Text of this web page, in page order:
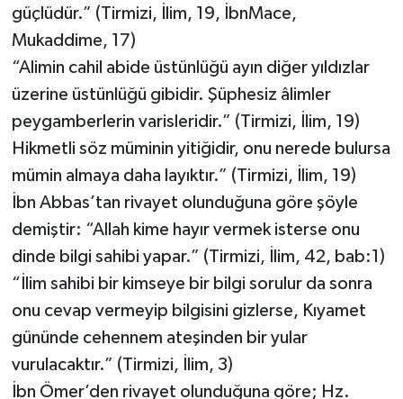
güçlüdür.” (Tirmizi, İlim, 19, İbnMace,
Mukaddime, 17)
“Alimin cahil abide üstünlüğü ayın diğer yıldızlar
üzerine üstünlüğü gibidir. Şüphesiz âlimler
peygamberlerin varisleridir.” (Tirmizi, İlim, 19)
Hikmetli söz müminin yitiğidir, onu nerede bulursa
mümin almaya daha layıktır.” (Tirmizi, İlim, 19)
İbn Abbas’tan rivayet olunduğuna göre şöyle
demiştir: “Allah kime hayır vermek isterse onu
dinde bilgi sahibi yapar.” (Tirmizi, İlim, 42, bab:1)
“İlim sahibi bir kimseye bir bilgi sorulur da sonra
onu cevap vermeyip bilgisini gizlerse, Kıyamet
gününde cehennem ateşinden bir yular
vurulacaktır.” (Tirmizi, İlim, 3)
İbn Ömer’den rivayet olunduğuna göre; Hz.